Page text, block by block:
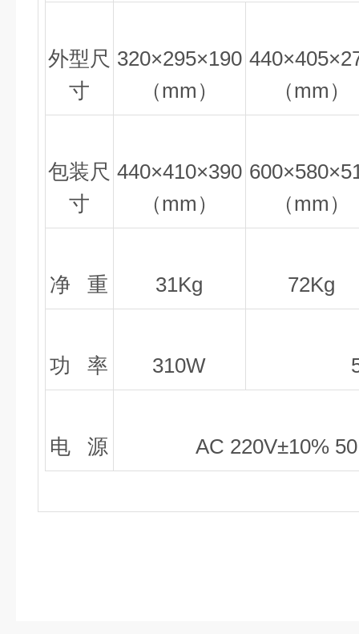
外型尺
寸
320×295×190
（mm）
（mm）
包装尺
寸
440×410×390
（mm）
（mm）
净 重 31Kg 72Kg
功 率 310W
电 源 AC 220V±10%